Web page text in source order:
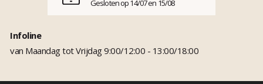
Gesloten op 14/07 en 15/08
Infoline
van Maandag tot Vrijdag 9:00/12:00 - 13:00/18:00